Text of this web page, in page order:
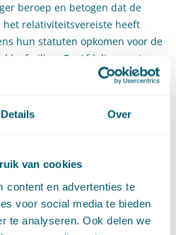
Details Over
van cookies
content en advertenties te
voor social media te bieden
te analyseren. Ook delen we
beroep en betogen dat de
relativiteitsvereiste heeft
hun statuten opkomen voor de
leefmilieu. De Afdeling gaat mee
voor regionale
tegen overstromingen dient de
Dit zijn
ingeroepen rechtsregel –
voor regionale waterkeringen –
van de belangen van de